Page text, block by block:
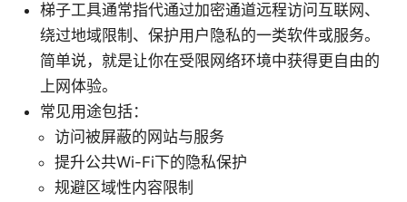
梯子工具通常指代通过加密通道远程访问互联网、
绕过地域限制、保护用户隐私的一类软件或服务。
简单说，就是让你在受限网络环境中获得更自由的
上网体验。
常见用途包括：
访问被屏蔽的网站与服务
提升公共Wi-Fi下的隐私保护
规避区域性内容限制